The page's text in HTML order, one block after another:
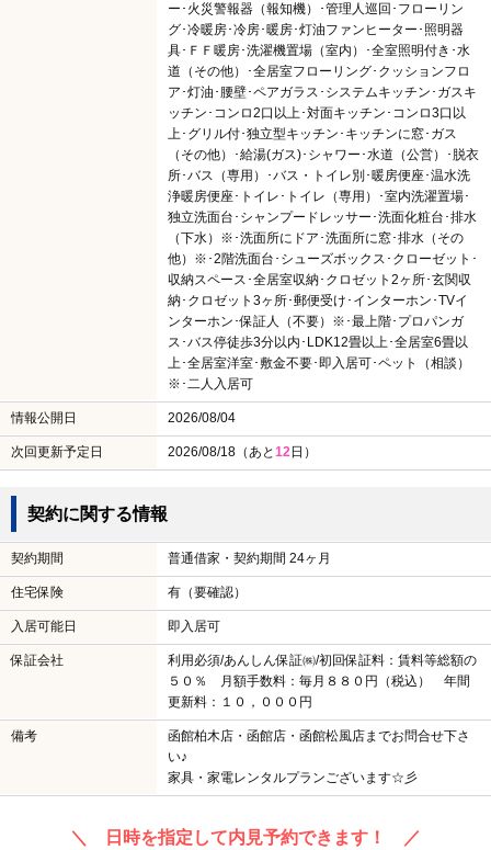
ー･火災警報器（報知機）･管理人巡回･フローリン
グ･冷暖房･冷房･暖房･灯油ファンヒーター･照明器
具･ＦＦ暖房･洗濯機置場（室内）･全室照明付き･水
道（その他）･全居室フローリング･クッションフロ
ア･灯油･腰壁･ペアガラス･システムキッチン･ガスキ
ッチン･コンロ2口以上･対面キッチン･コンロ3口以
上･グリル付･独立型キッチン･キッチンに窓･ガス
（その他）･給湯(ガス)･シャワー･水道（公営）･脱衣
所･バス（専用）･バス・トイレ別･暖房便座･温水洗
浄暖房便座･トイレ･トイレ（専用）･室内洗濯置場･
独立洗面台･シャンプードレッサー･洗面化粧台･排水
（下水）※･洗面所にドア･洗面所に窓･排水（その
他）※･2階洗面台･シューズボックス･クローゼット･
収納スペース･全居室収納･クロゼット2ヶ所･玄関収
納･クロゼット3ヶ所･郵便受け･インターホン･TVイ
ンターホン･保証人（不要）※･最上階･プロパンガ
ス･バス停徒歩3分以内･LDK12畳以上･全居室6畳以
上･全居室洋室･敷金不要･即入居可･ペット（相談）
※･二人入居可
情報公開日 2026/08/04
次回更新予定日 2026/08/18（あと12日）
契約に関する情報
契約期間 普通借家・契約期間 24ヶ月
住宅保険 有（要確認）
入居可能日 即入居可
保証会社
利用必須/あんしん保証㈱/初回保証料：賃料等総額の
５０％ 月額手数料：毎月８８０円（税込） 年間
更新料：１０，０００円
備考
函館柏木店・函館店・函館松風店までお問合せ下さ
い♪
家具・家電レンタルプランございます☆彡
＼ 日時を指定して内見予約できます！ ／